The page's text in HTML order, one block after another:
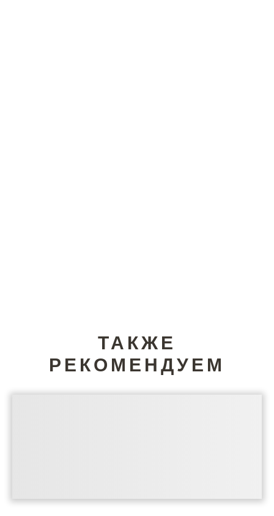
ТАКЖЕ
РЕКОМЕНДУЕМ